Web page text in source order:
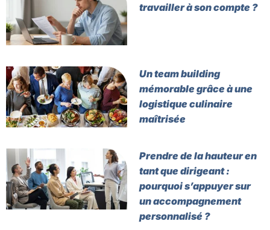
travailler à son compte ?
Un team building
mémorable grâce à une
logistique culinaire
maîtrisée
Prendre de la hauteur en
tant que dirigeant :
pourquoi s’appuyer sur
un accompagnement
personnalisé ?